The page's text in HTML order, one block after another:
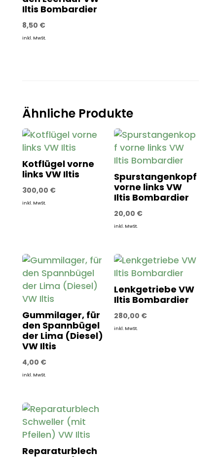
Iltis Bombardier
8,50 €
inkl. MwSt.
Ähnliche Produkte
Kotflügel vorne
links VW Iltis
300,00 €
inkl. MwSt.
Spurstangenkopf
vorne links VW
Iltis Bombardier
20,00 €
inkl. MwSt.
Gummilager, für
den Spannbügel
der Lima (Diesel)
VW Iltis
4,00 €
inkl. MwSt.
Lenkgetriebe VW
Iltis Bombardier
280,00 €
inkl. MwSt.
Reparaturblech